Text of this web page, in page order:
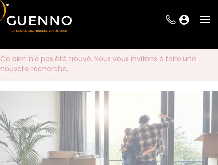
Ce bien n'a pas été trouvé. Nous vous invitons à faire une
nouvelle recherche.